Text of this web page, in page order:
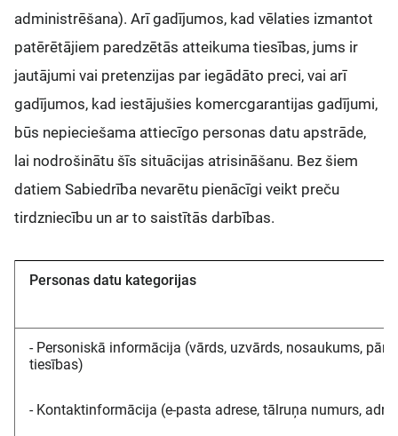
administrēšana). Arī gadījumos, kad vēlaties izmantot
patērētājiem paredzētās atteikuma tiesības, jums ir
jautājumi vai pretenzijas par iegādāto preci, vai arī
gadījumos, kad iestājušies komercgarantijas gadījumi,
būs nepieciešama attiecīgo personas datu apstrāde,
lai nodrošinātu šīs situācijas atrisināšanu. Bez šiem
datiem Sabiedrība nevarētu pienācīgi veikt preču
tirdzniecību un ar to saistītās darbības.
Personas datu kategorijas
- Personiskā informācija (vārds, uzvārds, nosaukums,
tiesības)
- Kontaktinformācija (e-pasta adrese, tālruņa numurs,